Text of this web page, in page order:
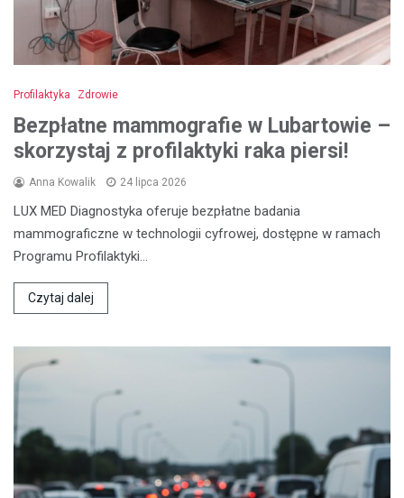
Profilaktyka Zdrowie
Bezpłatne mammografie w Lubartowie –
skorzystaj z profilaktyki raka piersi!
Anna Kowalik 24 lipca 2026
LUX MED Diagnostyka oferuje bezpłatne badania
mammograficzne w technologii cyfrowej, dostępne w ramach
Programu Profilaktyki…
Czytaj dalej